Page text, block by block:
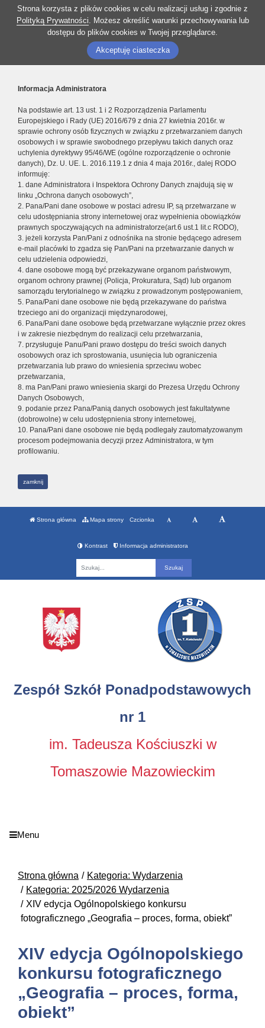
Strona korzysta z plików cookies w celu realizacji usług i zgodnie z
Polityką Prywatności. Możesz określić warunki przechowywania lub
dostępu do plików cookies w Twojej przeglądarce.
Akceptuję ciasteczka
Informacja Administratora
Na podstawie art. 13 ust. 1 i 2 Rozporządzenia Parlamentu
Europejskiego i Rady (UE) 2016/679 z dnia 27 kwietnia 2016r. w
sprawie ochrony osób fizycznych w związku z przetwarzaniem danych
osobowych i w sprawie swobodnego przepływu takich danych oraz
uchylenia dyrektywy 95/46/WE (ogólne rozporządzenie o ochronie
danych), Dz. U. UE. L. 2016.119.1 z dnia 4 maja 2016r., dalej RODO
informuję:
1. dane Administratora i Inspektora Ochrony Danych znajdują się w
linku „Ochrona danych osobowych”,
2. Pana/Pani dane osobowe w postaci adresu IP, są przetwarzane w
celu udostępniania strony internetowej oraz wypełnienia obowiązków
prawnych spoczywających na administratorze(art.6 ust.1 lit.c RODO),
3. jeżeli korzysta Pan/Pani z odnośnika na stronie będącego adresem
e-mail placówki to zgadza się Pan/Pani na przetwarzanie danych w
celu udzielenia odpowiedzi,
4. dane osobowe mogą być przekazywane organom państwowym,
organom ochrony prawnej (Policja, Prokuratura, Sąd) lub organom
samorządu terytorialnego w związku z prowadzonym postępowaniem,
5. Pana/Pani dane osobowe nie będą przekazywane do państwa
trzeciego ani do organizacji międzynarodowej,
6. Pana/Pani dane osobowe będą przetwarzane wyłącznie przez okres
i w zakresie niezbędnym do realizacji celu przetwarzania,
7. przysługuje Panu/Pani prawo dostępu do treści swoich danych
osobowych oraz ich sprostowania, usunięcia lub ograniczenia
przetwarzania lub prawo do wniesienia sprzeciwu wobec
przetwarzania,
8. ma Pan/Pani prawo wniesienia skargi do Prezesa Urzędu Ochrony
Danych Osobowych,
9. podanie przez Pana/Panią danych osobowych jest fakultatywne
(dobrowolne) w celu udostępnienia strony internetowej,
10. Pana/Pani dane osobowe nie będą podlegały zautomatyzowanym
procesom podejmowania decyzji przez Administratora, w tym
profilowaniu.
zamknij
Strona główna Mapa strony Czcionka
Kontrast Informacja administratora
Zespół Szkół Ponadpodstawowych
nr 1
im. Tadeusza Kościuszki w
Tomaszowie Mazowieckim
Menu
Strona główna
Kategoria: Wydarzenia
Kategoria: 2025/2026 Wydarzenia
XIV edycja Ogólnopolskiego konkursu
fotograficznego „Geografia – proces, forma, obiekt”
XIV edycja Ogólnopolskiego
konkursu fotograficznego
„Geografia – proces, forma,
obiekt”